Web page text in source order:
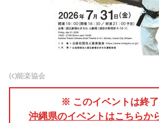
(c)能楽協会
※ このイベントは終了
沖縄県のイベントはこちらか